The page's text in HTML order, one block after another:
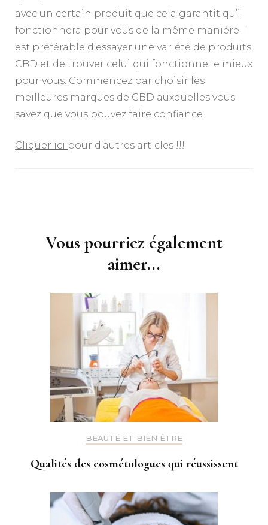
avec un certain produit que cela garantit qu’il
fonctionnera pour vous de la même manière. Il
est préférable d’essayer une variété de produits
CBD et de trouver celui qui fonctionne le mieux
pour vous. Commencez par choisir les
meilleures marques de CBD auxquelles vous
savez que vous pouvez faire confiance.
Cliquer ici pour d’autres articles !!!
Vous pourriez également
aimer...
BEAUTÉ ET BIEN ÊTRE
Qualités des cosmétologues qui réussissent